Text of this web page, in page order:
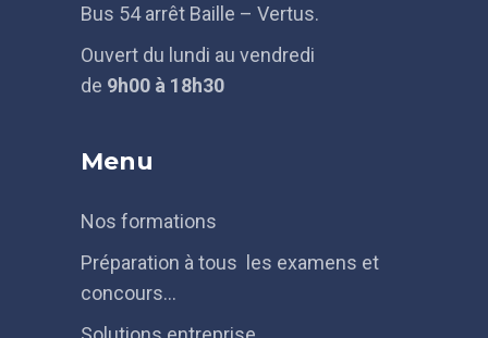
Bus 54 arrêt Baille – Vertus.
Ouvert du lundi au vendredi
de 9h00 à 18h30
Menu
Nos formations
Préparation à tous les examens et
concours…